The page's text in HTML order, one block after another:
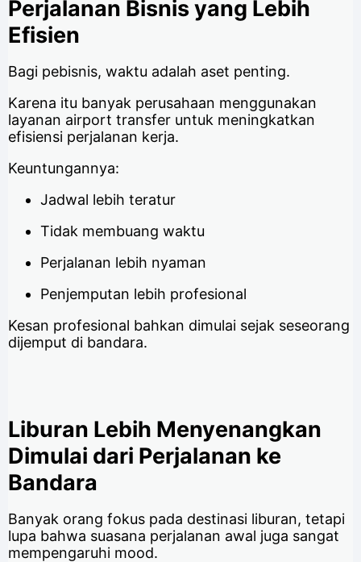
Perjalanan Bisnis yang Lebih
Efisien
Bagi pebisnis, waktu adalah aset penting.
Karena itu banyak perusahaan menggunakan
layanan airport transfer untuk meningkatkan
efisiensi perjalanan kerja.
Keuntungannya:
Jadwal lebih teratur
Tidak membuang waktu
Perjalanan lebih nyaman
Penjemputan lebih profesional
Kesan profesional bahkan dimulai sejak seseorang
dijemput di bandara.
Liburan Lebih Menyenangkan
Dimulai dari Perjalanan ke
Bandara
Banyak orang fokus pada destinasi liburan, tetapi
lupa bahwa suasana perjalanan awal juga sangat
mempengaruhi mood.